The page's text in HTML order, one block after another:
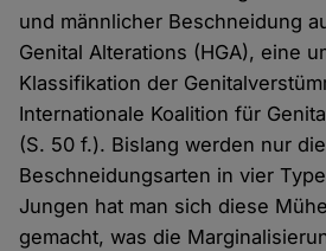
und männlicher Beschneidung
Genital Alterations (HGA), eine
Klassifikation der
Internationale Koalition für
(S. 50 f.). Bislang werden nur
Beschneidungsarten in vier
Jungen hat man sich diese
gemacht, was die